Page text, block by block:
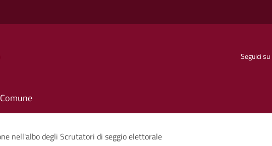
Seguici su
nell'albo degli Scrutatori di seggio elettorale